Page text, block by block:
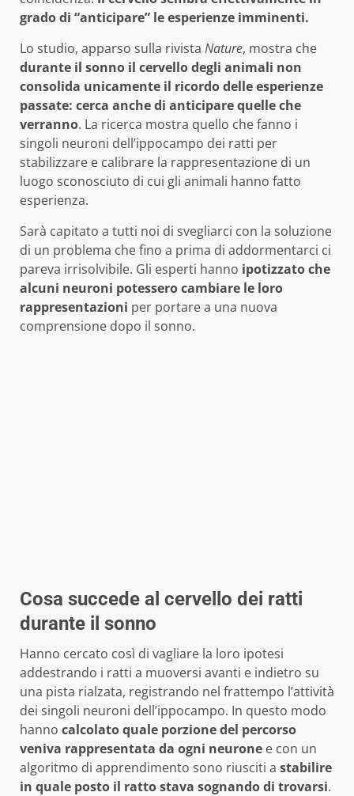
grado di “anticipare” le esperienze imminenti.
Lo studio, apparso sulla rivista Nature, mostra che
durante il sonno il cervello degli animali non
consolida unicamente il ricordo delle esperienze
passate: cerca anche di anticipare quelle che
verranno. La ricerca mostra quello che fanno i
singoli neuroni dell’ippocampo dei ratti per
stabilizzare e calibrare la rappresentazione di un
luogo sconosciuto di cui gli animali hanno fatto
esperienza.
Sarà capitato a tutti noi di svegliarci con la soluzione
di un problema che fino a prima di addormentarci ci
pareva irrisolvibile. Gli esperti hanno ipotizzato che
alcuni neuroni potessero cambiare le loro
rappresentazioni per portare a una nuova
comprensione dopo il sonno.
Cosa succede al cervello dei ratti
durante il sonno
Hanno cercato così di vagliare la loro ipotesi
addestrando i ratti a muoversi avanti e indietro su
una pista rialzata, registrando nel frattempo l’attività
dei singoli neuroni dell’ippocampo. In questo modo
hanno calcolato quale porzione del percorso
veniva rappresentata da ogni neurone e con un
algoritmo di apprendimento sono riusciti a stabilire
in quale posto il ratto stava sognando di trovarsi.